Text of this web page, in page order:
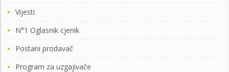
Vijesti
N°1 Oglasnik cjenik
Postani prodavač
Program za uzgajivače